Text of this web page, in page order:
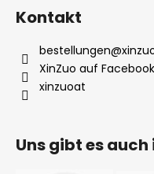
Gebrauchsanweisung
Kontakt
bestellungen